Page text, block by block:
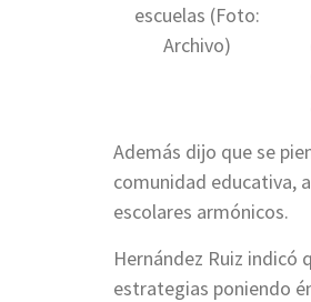
escuelas (Foto:
Archivo)
Además dijo que se
comunidad educativa,
escolares armónicos.
Hernández Ruiz indicó
estrategias poniendo